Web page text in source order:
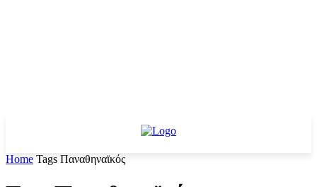
Home Tags Παναθηναϊκός